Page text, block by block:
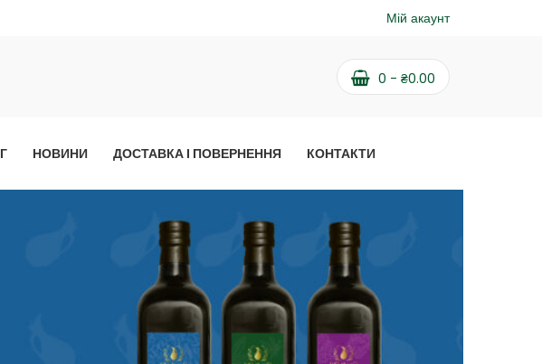
Мій акаунт
0 - ₴0.00
НОВИНИ ДОСТАВКА І ПОВЕРНЕННЯ КОНТАКТИ